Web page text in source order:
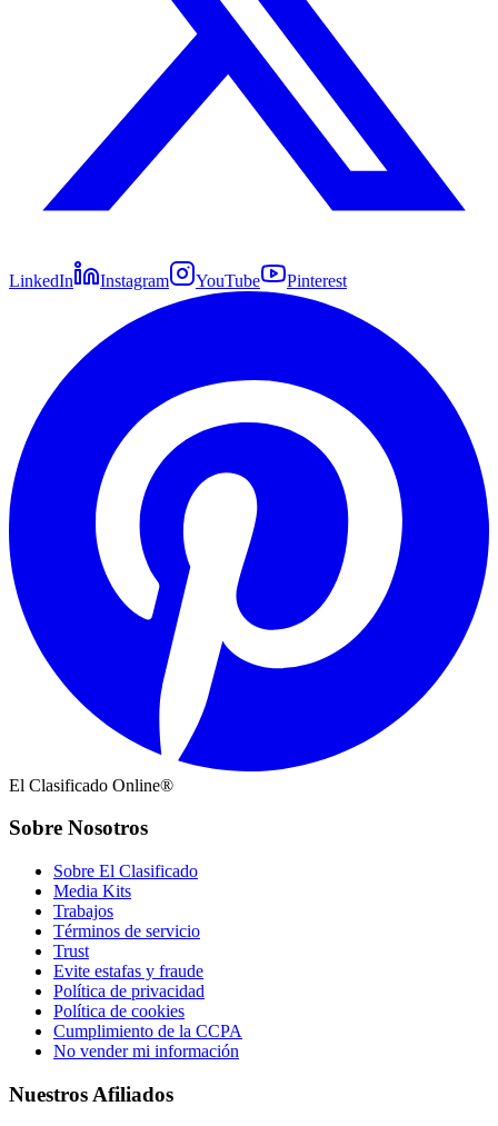
LinkedIn Instagram YouTube Pinterest
El Clasificado Online®
Sobre Nosotros
Sobre El Clasificado
Media Kits
Trabajos
Términos de servicio
Trust
Evite estafas y fraude
Política de privacidad
Política de cookies
Cumplimiento de la CCPA
No vender mi información
Nuestros Afiliados